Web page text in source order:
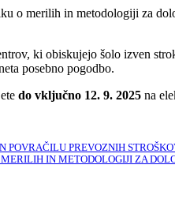
o merilih in metodologiji za
ki obiskujejo šolo izven
posebno pogodbo.
do vključno 12. 9. 2025 na
PREVOZNIH
IN METODOLOGIJI ZA